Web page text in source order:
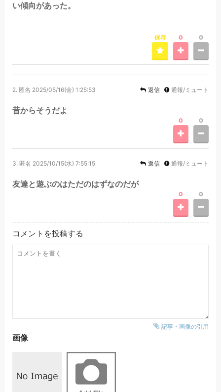
い傾向があった。
保存 0 0
2. 匿名 2025/05/16(金) 1:25:53 返信 通報/ミュート
昔からそうだよ
0 0
3. 匿名 2025/10/15(水) 7:55:15 返信 通報/ミュート
友達と遊ぶのはただのはずなのだが
0 0
コメントを投稿する
記事・画像の引用
画像